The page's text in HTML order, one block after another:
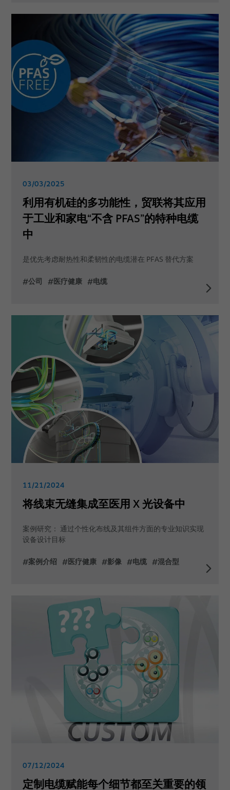
03/03/2025
利用有机硅的多功能性，贸联将其应用
于工业和家电“不含 PFAS”的特种电缆
中
是优先考虑耐热性和柔韧性的电缆潜在 PFAS 替代方案
#公司 #医疗健康 #电缆
11/21/2024
将线束无缝集成至医用 X 光设备中
案例研究： 通过个性化布线及其组件方面的专业知识实现
设备设计目标
#案例介绍 #医疗健康 #影像 #电缆 #混合型
07/12/2024
定制电缆赋能每个细节都至关重要的领